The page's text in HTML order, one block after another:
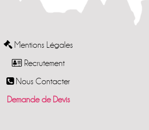
Mentions Légales
Recrutement
Nous Contacter
Demande de Devis